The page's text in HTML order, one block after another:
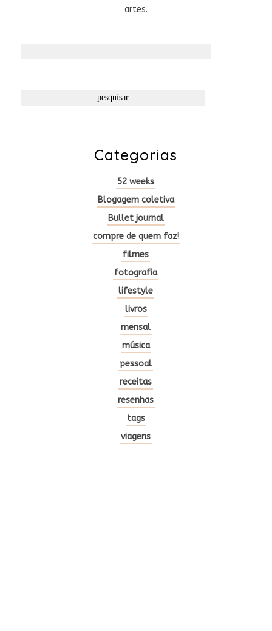
artes.
Categorias
52 weeks
Blogagem coletiva
Bullet journal
compre de quem faz!
filmes
fotografia
lifestyle
livros
mensal
música
pessoal
receitas
resenhas
tags
viagens